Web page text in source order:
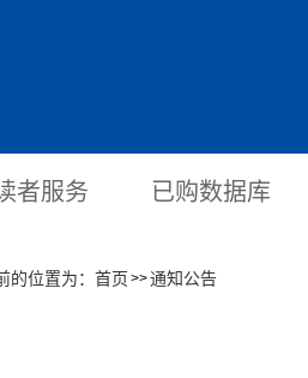
者服务 已购数据库
的位置为： 首页 >>通知公告